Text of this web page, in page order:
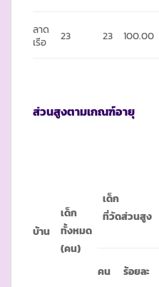
ลาด
เรือ
23 23 100.00
ส่วนสูงตามเกณฑ์อายุ
บ้าน
เด็ก
ทั้งหมด
(คน)
เด็ก
ที่วัดส่วนสูง
คน ร้อยละ